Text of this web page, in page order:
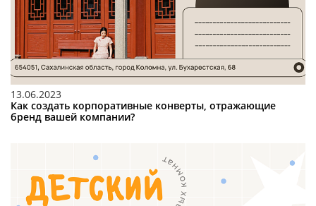
13.06.2023
Как создать корпоративные конверты, отражающие
бренд вашей компании?